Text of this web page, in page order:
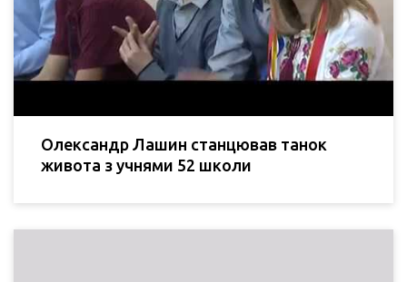
Олександр Лашин станцював танок
живота з учнями 52 школи